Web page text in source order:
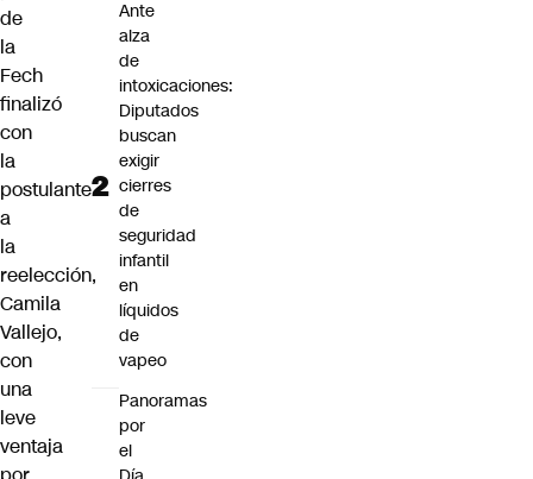
de
la
Fech
finalizó
con
la
postulante
a
la
reelección,
Camila
Vallejo,
con
una
leve
ventaja
Ante
alza
de
intoxicaciones:
Diputados
buscan
exigir
cierres
de
seguridad
infantil
en
líquidos
de
vapeo
Panoramas
por
el